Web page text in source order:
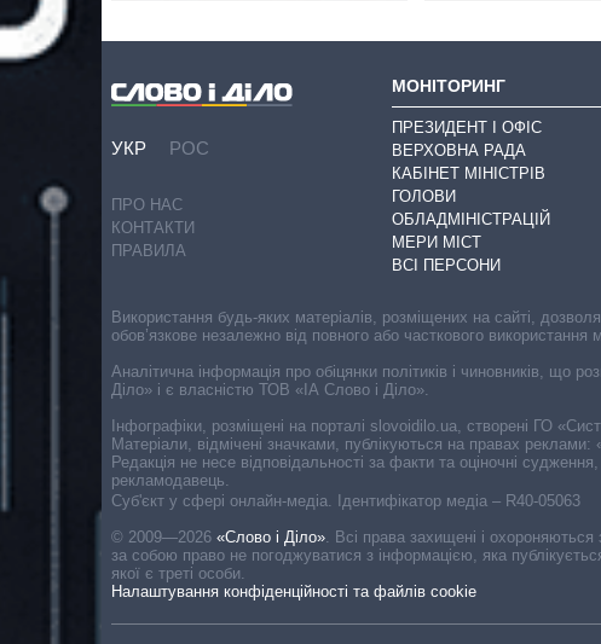
УКР РОС
ПРО НАС
КОНТАКТИ
ПРАВИЛА
МОНІТОРИНГ
ПРЕЗИДЕНТ І ОФІС
ВЕРХОВНА РАДА
КАБІНЕТ МІНІСТРІВ
ГОЛОВИ
ОБЛАДМІНІСТРАЦІЙ
МЕРИ МІСТ
ВСІ ПЕРСОНИ
Cуб'єкт у сфері онлайн-медіа. Ідентифікатор медіа – R40-05063
© 2009—2026 «Слово і Діло». Всі права захищені і
за собою право не погоджуватися з інформацією, яка
якої є треті особи.
Налаштування конфіденційності та файлів cookie
Використання будь-яких матеріалів, розміщених на сайті,
обов’язкове незалежно від повного або часткового використання
Аналітична інформація про обіцянки політиків і чиновників, що
Діло» і є власністю ТОВ «ІА Слово і Діло».
Інфографіки, розміщені на порталі slovoidilo.ua, створені ГО
Матеріали, відмічені значками, публікуються на правах
Редакція не несе відповідальності за факти та оціночні
рекламодавець.